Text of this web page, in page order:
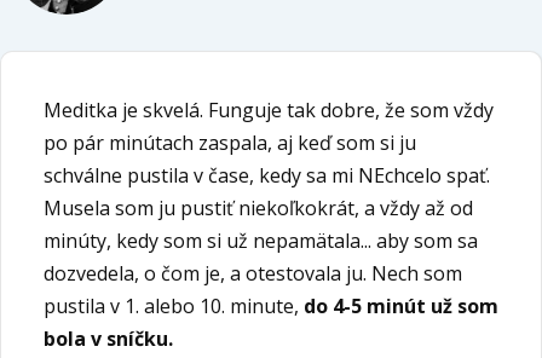
Meditka je skvelá. Funguje tak dobre, že som vždy
po pár minútach zaspala, aj keď som si ju
schválne pustila v čase, kedy sa mi NEchcelo spať.
Musela som ju pustiť niekoľkokrát, a vždy až od
minúty, kedy som si už nepamätala... aby som sa
dozvedela, o čom je, a otestovala ju. Nech som
pustila v 1. alebo 10. minute, do 4-5 minút už som
bola v sníčku.